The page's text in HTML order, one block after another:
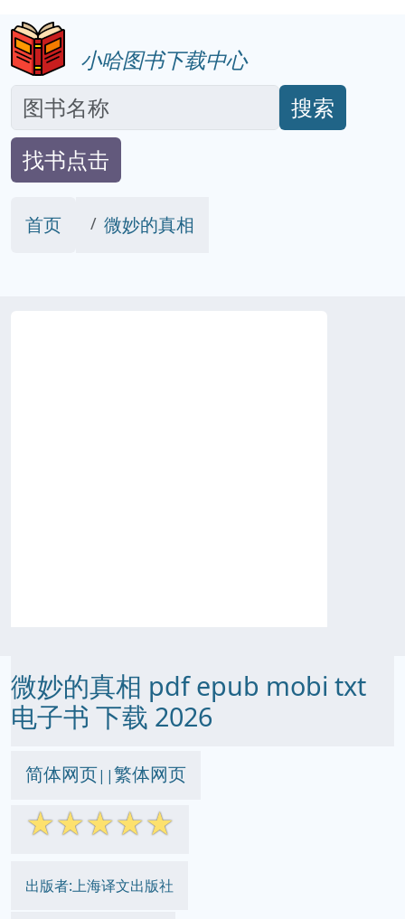
小哈图书下载中心
搜索
找书点击
首页 微妙的真相
微妙的真相 pdf epub mobi txt
电子书 下载 2026
简体网页||繁体网页
☆☆☆☆☆
出版者:上海译文出版社